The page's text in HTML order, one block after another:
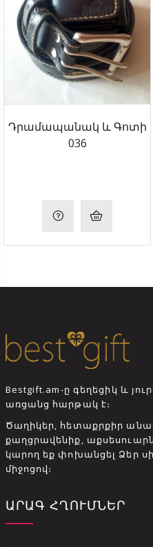
Դրամապանակ ԵՒ Գոտի
036
Bestgift.am-ը գեղեցիկ և
առցանց հարթակ է։
Ծաղիկեր, հետաքրքիր
քաղցրավենիք,
կարող եք փոխանցել Ձեր
միջոցով։
ԱՐԱԳ ՀՂՈՒՄՆԵՐ